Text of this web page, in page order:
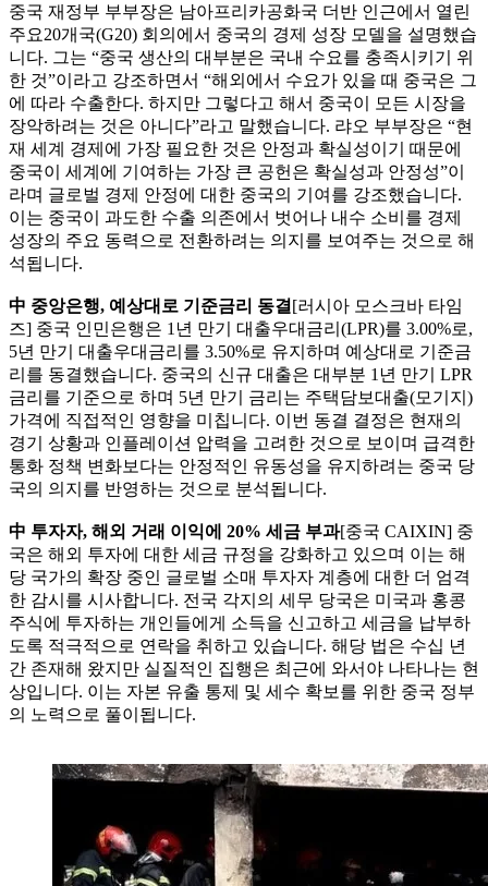
중국 재정부 부부장은 남아프리카공화국 더반 인근에서 열린
주요20개국(G20) 회의에서 중국의 경제 성장 모델을 설명했습
니다. 그는 “중국 생산의 대부분은 국내 수요를 충족시키기 위
한 것”이라고 강조하면서 “해외에서 수요가 있을 때 중국은 그
에 따라 수출한다. 하지만 그렇다고 해서 중국이 모든 시장을
장악하려는 것은 아니다”라고 말했습니다. 랴오 부부장은 “현
재 세계 경제에 가장 필요한 것은 안정과 확실성이기 때문에
중국이 세계에 기여하는 가장 큰 공헌은 확실성과 안정성”이
라며 글로벌 경제 안정에 대한 중국의 기여를 강조했습니다.
이는 중국이 과도한 수출 의존에서 벗어나 내수 소비를 경제
성장의 주요 동력으로 전환하려는 의지를 보여주는 것으로 해
석됩니다.
中 중앙은행, 예상대로 기준금리 동결 [러시아 모스크바 타임
즈] 중국 인민은행은 1년 만기 대출우대금리(LPR)를 3.00%로,
5년 만기 대출우대금리를 3.50%로 유지하며 예상대로 기준금
리를 동결했습니다. 중국의 신규 대출은 대부분 1년 만기 LPR
금리를 기준으로 하며 5년 만기 금리는 주택담보대출(모기지)
가격에 직접적인 영향을 미칩니다. 이번 동결 결정은 현재의
경기 상황과 인플레이션 압력을 고려한 것으로 보이며 급격한
통화 정책 변화보다는 안정적인 유동성을 유지하려는 중국 당
국의 의지를 반영하는 것으로 분석됩니다.
中 투자자, 해외 거래 이익에 20% 세금 부과[중국 CAIXIN] 중
국은 해외 투자에 대한 세금 규정을 강화하고 있으며 이는 해
당 국가의 확장 중인 글로벌 소매 투자자 계층에 대한 더 엄격
한 감시를 시사합니다. 전국 각지의 세무 당국은 미국과 홍콩
주식에 투자하는 개인들에게 소득을 신고하고 세금을 납부하
도록 적극적으로 연락을 취하고 있습니다. 해당 법은 수십 년
간 존재해 왔지만 실질적인 집행은 최근에 와서야 나타나는 현
상입니다. 이는 자본 유출 통제 및 세수 확보를 위한 중국 정부
의 노력으로 풀이됩니다.